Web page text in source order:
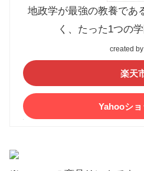
地政学が最強の教養であ
く、たった1つの
created by
楽天
Yahooシ